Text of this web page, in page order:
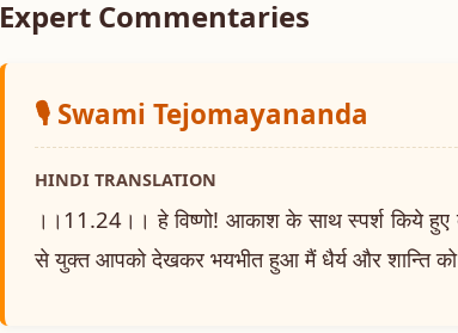
Expert Commentaries
🎙️ Swami Tejomayananda
HINDI TRANSLATION
।।11.24।। हे विष्णो! आकाश के साथ स्पर्श किये हुए
से युक्त आपको देखकर भयभीत हुआ मैं धैर्य और शान्ति को